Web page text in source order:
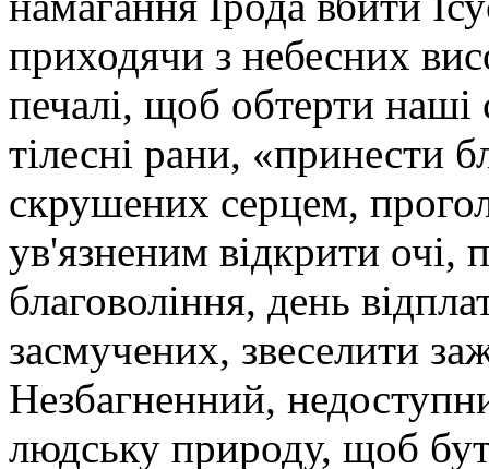
приходячи з небесних
печалі, щоб обтерти наші
тілесні рани, «принести
скрушених серцем,
ув'язненим відкрити очі,
благовоління, день
засмучених, звеселити
Незбагненний,
людську природу, щоб